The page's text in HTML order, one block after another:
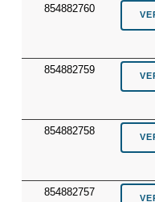
854882760
854882759
854882758
854882757